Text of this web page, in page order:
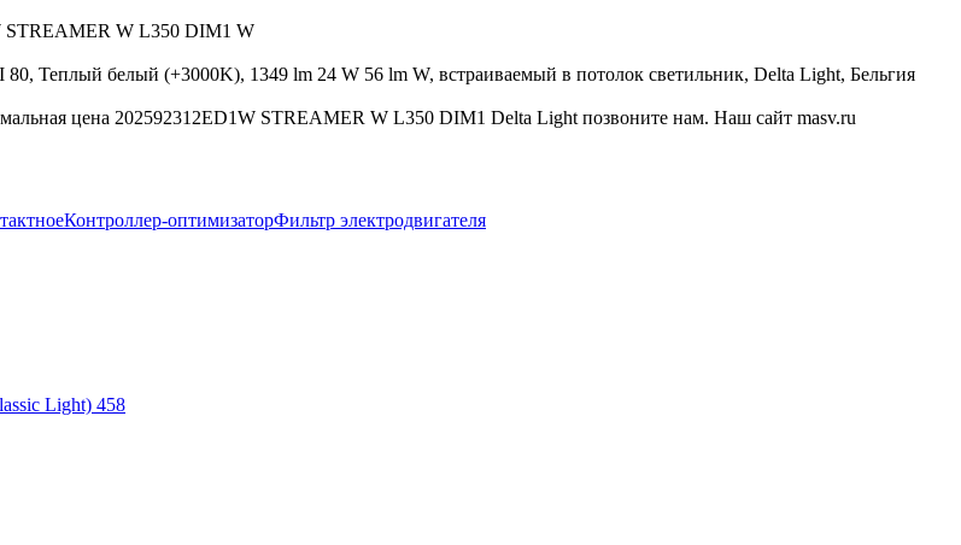
STREAMER W L350 DIM1 W
Теплый белый (+3000K), 1349 lm 24 W 56 lm W, встраиваемый в потолок светильник, Delta Light, Бельгия
цена 202592312ED1W STREAMER W L350 DIM1 Delta Light позвоните нам. Наш сайт masv.ru
Контроллер-оптимизаторФильтр электродвигателя
Light) 458